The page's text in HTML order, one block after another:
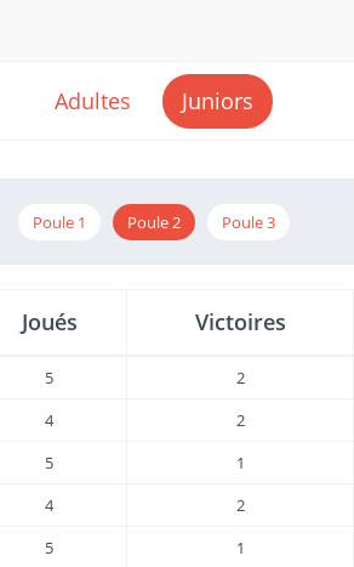
Adultes Juniors
Poule 1 Poule 2 Poule 3
Joués Victoires
5 2
4 2
5 1
4 2
5 1